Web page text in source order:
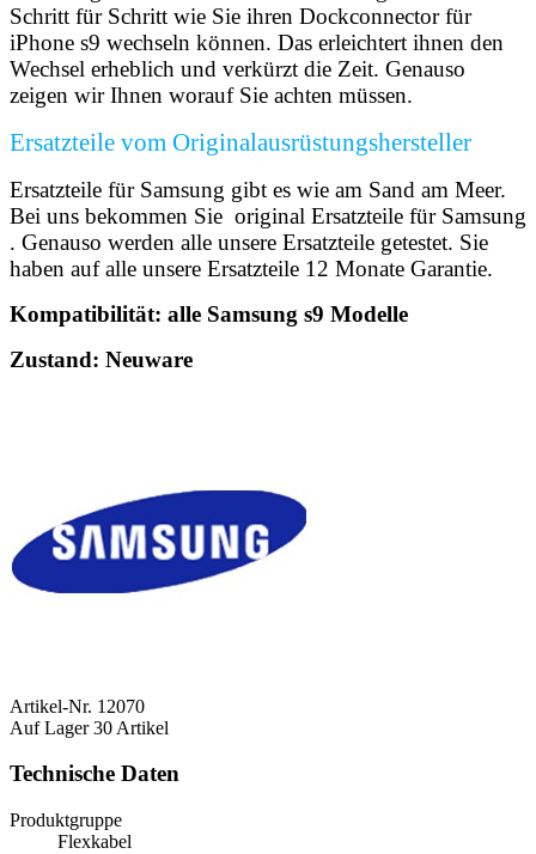
Schritt für Schritt wie Sie ihren Dockconnector für
iPhone s9 wechseln können. Das erleichtert ihnen den
Wechsel erheblich und verkürzt die Zeit. Genauso
zeigen wir Ihnen worauf Sie achten müssen.
Ersatzteile vom Originalausrüstungshersteller
Ersatzteile für Samsung gibt es wie am Sand am Meer.
Bei uns bekommen Sie original Ersatzteile für Samsung
. Genauso werden alle unsere Ersatzteile getestet. Sie
haben auf alle unsere Ersatzteile 12 Monate Garantie.
Kompatibilität: alle Samsung s9 Modelle
Zustand: Neuware
Artikel-Nr. 12070
Auf Lager 30 Artikel
Technische Daten
Produktgruppe
Flexkabel